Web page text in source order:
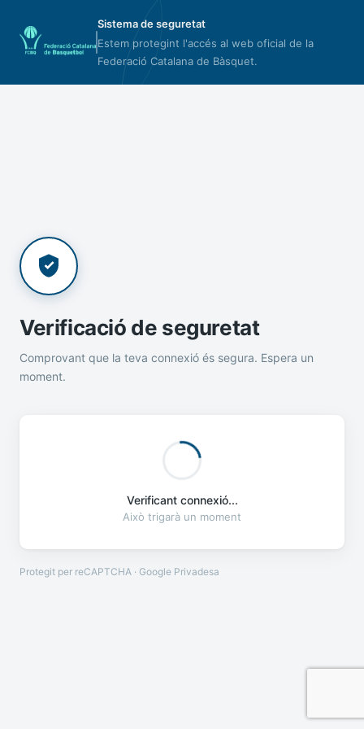
Sistema de seguretat
Estem protegint l'accés al web oficial de la
Federació Catalana de Bàsquet.
Verificació de seguretat
Comprovant que la teva connexió és segura. Espera un
moment.
Verificant connexió...
Això trigarà un moment
Protegit per reCAPTCHA · Google Privadesa